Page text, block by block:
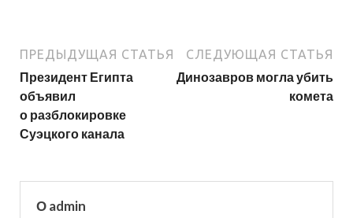
ПРЕДЫДУЩАЯ СТАТЬЯ
Президент Египта
объявил
о разблокировке
Суэцкого канала
СЛЕДУЮЩАЯ СТАТЬЯ
Динозавров могла убить
комета
О admin